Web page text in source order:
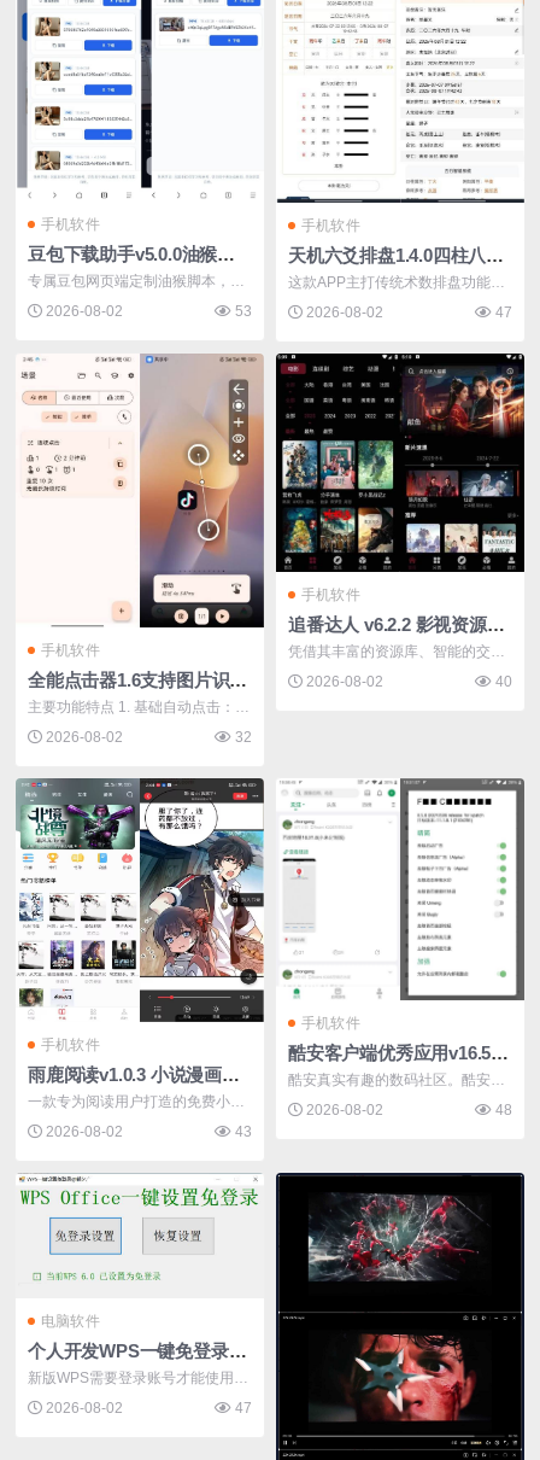
手机软件
豆包下载助手v5.0.0油猴脚本网页版图片视频批量抓取下载
专属豆包网页端定制油猴脚本，仅
匹配douba...
2026-08-02 53
手机软件
天机六爻排盘1.4.0四柱八字六爻奇门紫微排盘解锁永久会员
这款APP主打传统术数排盘功能，
支持八字四...
2026-08-02 47
手机软件
全能点击器1.6支持图片识别和动作录制的连点神器
主要功能特点 1. 基础自动点击：可
以替...2026-08-02 32
手机软件
追番达人 v6.2.2 影视资源在线免费看去广告版
凭借其丰富的资源库、智能的交互
设计和贴...
2026-08-02 40
手机软件
雨鹿阅读v1.0.3 小说漫画二合一/去广告版
一款专为阅读用户打造的免费小说
应用，收...
2026-08-02 43
手机软件
酷安客户端优秀应用v16.5.1-1beta去广告版
酷安真实有趣的数码社区。酷安ap
p国内安...
2026-08-02 48
电脑软件
个人开发WPS一键免登录工具无需登录账号
新版WPS需要登录账号才能使用全
部免费基础...
2026-08-02 47